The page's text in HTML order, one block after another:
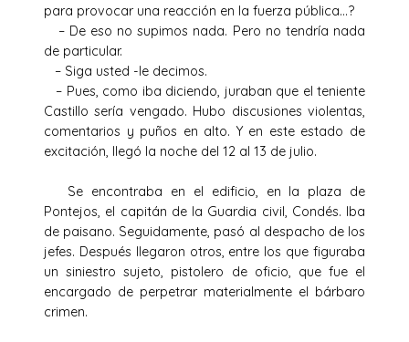
para provocar una reacción en la fuerza pública…?
– De eso no supimos nada. Pero no tendría nada
de particular.
– Siga usted -le decimos.
– Pues, como iba diciendo, juraban que el teniente
Castillo sería vengado. Hubo discusiones violentas,
comentarios y puños en alto. Y en este estado de
excitación, llegó la noche del 12 al 13 de julio.
Se encontraba en el edificio, en la plaza de
Pontejos, el capitán de la Guardia civil, Condés. Iba
de paisano. Seguidamente, pasó al despacho de los
jefes. Después llegaron otros, entre los que figuraba
un siniestro sujeto, pistolero de oficio, que fue el
encargado de perpetrar materialmente el bárbaro
crimen.